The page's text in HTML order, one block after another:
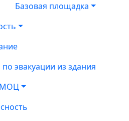
Базовая площадка
эвакуации из здания
МОЦ